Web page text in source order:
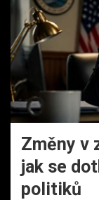
Změny v
jak se
politiků